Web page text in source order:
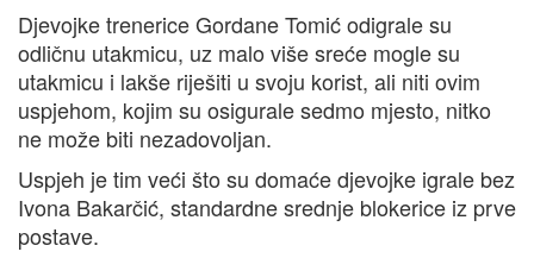
Djevojke trenerice Gordane Tomić odigrale su
odličnu utakmicu, uz malo više sreće mogle su
utakmicu i lakše riješiti u svoju korist, ali niti ovim
uspjehom, kojim su osigurale sedmo mjesto, nitko
ne može biti nezadovoljan.
Uspjeh je tim veći što su domaće djevojke igrale bez
Ivona Bakarčić, standardne srednje blokerice iz prve
postave.